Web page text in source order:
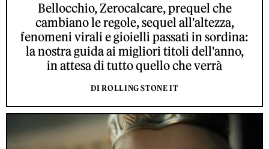
Bellocchio, Zerocalcare, prequel che
cambiano le regole, sequel all'altezza,
fenomeni virali e gioielli passati in sordina:
la nostra guida ai migliori titoli dell'anno,
in attesa di tutto quello che verrà
DI ROLLING STONE IT